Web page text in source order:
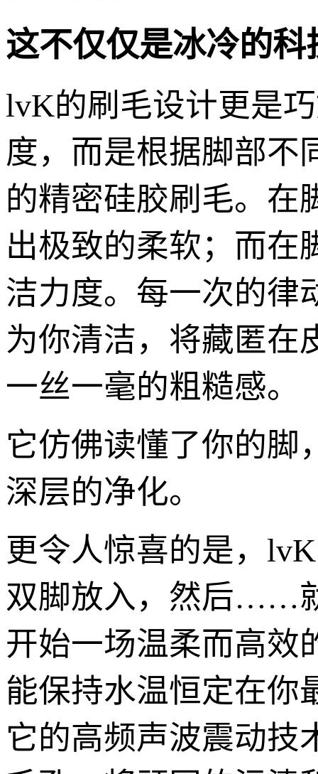
这不仅仅是冰冷的
lvK的刷毛设计更是
度，而是根据脚部不
的精密硅胶刷毛。在
出极致的柔软；而在
洁力度。每一次的律
为你清洁，将藏匿在
一丝一毫的粗糙感。
它仿佛读懂了你的脚
深层的净化。
更令人惊喜的是，
双脚放入，然后……
开始一场温柔而高效
能保持水温恒定在你
它的高频声波震动技